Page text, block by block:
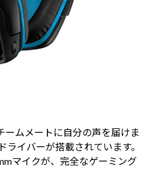
ームメートに自分の声を届けま
ライバーが搭載されています。
マイクが、完全なゲーミング